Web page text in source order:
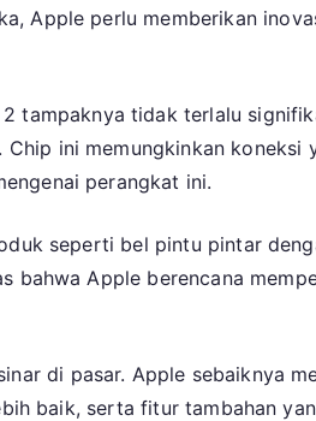
Apple perlu memberikan
tampaknya tidak terlalu
ini memungkinkan koneksi
perangkat ini.
seperti bel pintu pintar
bahwa Apple berencana
di pasar. Apple sebaiknya
baik, serta fitur tambahan